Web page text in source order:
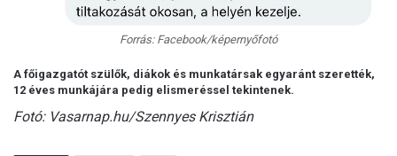
Forrás: Facebook/képernyőfotó
A főigazgatót szülők, diákok és munkatársak egyaránt szerették,
12 éves munkájára pedig elismeréssel tekintenek.
Fotó: Vasarnap.hu/Szennyes Krisztián